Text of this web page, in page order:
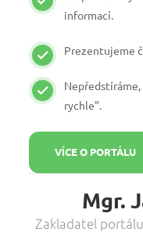
Mgr.
Zakladatel
informací.
Prezentujeme
rychle".
VÍCE O PORTÁLU